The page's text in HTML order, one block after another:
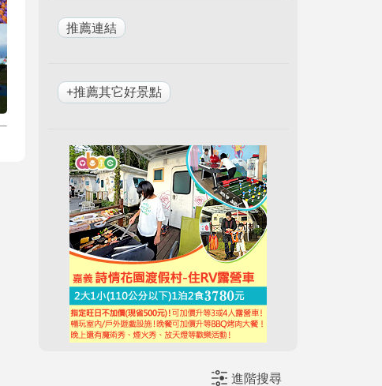
+推薦其它好景點
進階搜尋